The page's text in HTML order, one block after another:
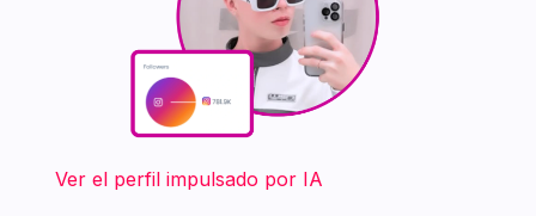
‍ ‍ ‍ ‍ ‍ ‍ ‍ Ver el perfil impulsado por IA